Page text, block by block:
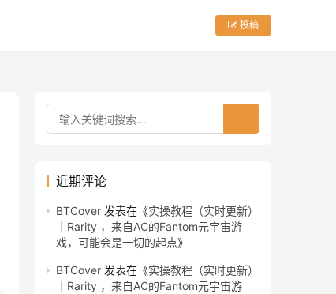
投稿
近期评论
BTCover 发表在《实操教程（实时更新）
｜Rarity ，来自AC的Fantom元宇宙游
戏，可能会是一切的起点》
BTCover 发表在《实操教程（实时更新）
｜Rarity ，来自AC的Fantom元宇宙游